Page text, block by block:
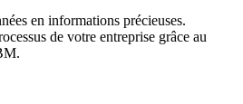
en informations précieuses.
de votre entreprise grâce au